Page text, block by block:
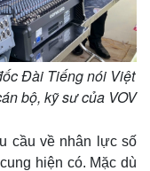
Đài Tiếng nói Việt
bộ, kỹ sư của VOV
cầu về nhân lực số
hiện có. Mặc dù